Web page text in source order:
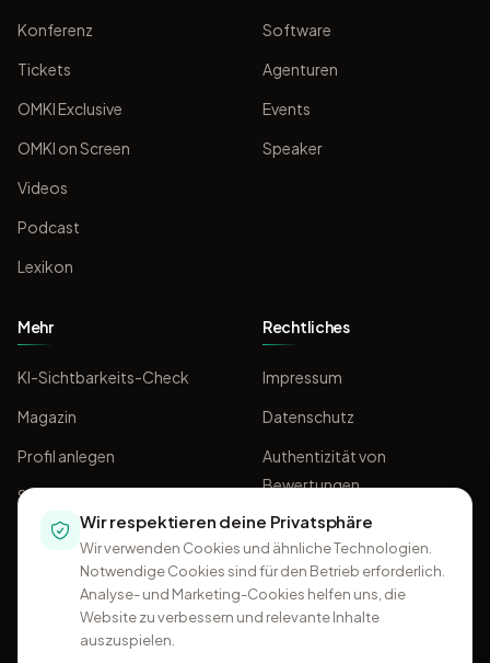
Konferenz
Tickets
OMKI Exclusive
OMKI on Screen
Videos
Podcast
Lexikon
Software
Agenturen
Events
Speaker
Mehr
KI-Sichtbarkeits-Check
Magazin
Profil anlegen
Sponsoring
Rechtliches
Impressum
Datenschutz
Authentizität von
Bewertungen
AGB
Wir respektieren deine Privatsphäre
Wir verwenden Cookies und ähnliche Technologien.
Notwendige Cookies sind für den Betrieb erforderlich.
Analyse- und Marketing-Cookies helfen uns, die
Website zu verbessern und relevante Inhalte
auszuspielen.